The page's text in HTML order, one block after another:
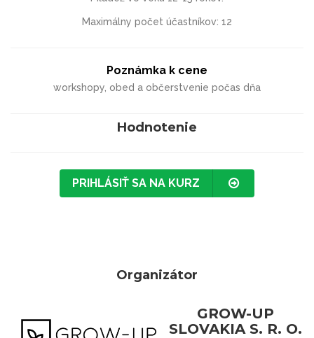
Maximálny počet účastníkov: 12
Poznámka k cene
workshopy, obed a občerstvenie počas dňa
Hodnotenie
PRIHLÁSIŤ SA NA KURZ
Organizátor
GROW-UP
SLOVAKIA S. R. O.